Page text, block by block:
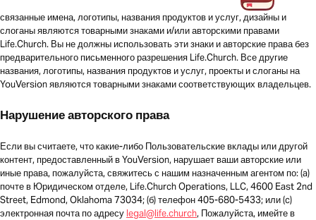
связанные имена, логотипы, названия продуктов и услуг, дизайны и
слоганы являются товарными знаками и/или авторскими правами
Life.Church. Вы не должны использовать эти знаки и авторские права без
предварительного письменного разрешения Life.Church. Все другие
названия, логотипы, названия продуктов и услуг, проекты и слоганы на
YouVersion являются товарными знаками соответствующих владельцев.
Нарушение авторского права
Если вы считаете, что какие-либо Пользовательские вклады или другой
контент, предоставленный в YouVersion, нарушает ваши авторские или
иные права, пожалуйста, свяжитесь с нашим назначенным агентом по: (a)
почте в Юридическом отделе, Life.Church Operations, LLC, 4600 East 2nd
Street, Edmond, Oklahoma 73034; (б) телефон 405-680-5433; или (c)
электронная почта по адресу legal@life.church, Пожалуйста, имейте в